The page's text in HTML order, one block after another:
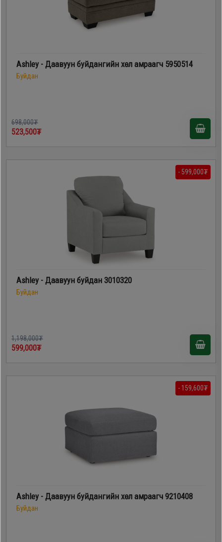
Ashley - Даавуун буйдангийн хөл амраагч 5950514
Буйдан
698,000₮
523,500₮
- 599,000₮
Ashley - Даавуун буйдан 3010320
Буйдан
1,198,000₮
599,000₮
- 159,600₮
Ashley - Даавуун буйдангийн хөл амраагч 9210408
Буйдан